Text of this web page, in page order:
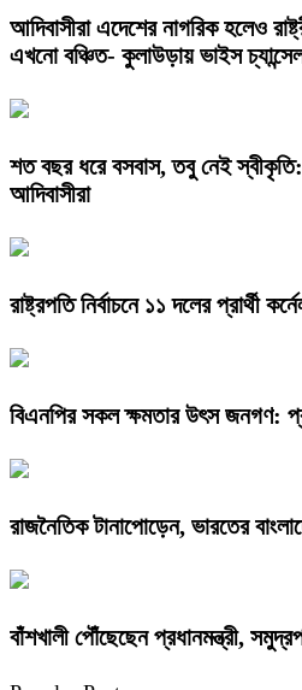
আদিবাসীরা এদেশের নাগরিক হলেও
এখনো বঞ্চিত- কুলাউড়ায় ভাইস
শত বছর ধরে বসবাস, তবু নেই
আদিবাসীরা
রাষ্ট্রপতি নির্বাচনে ১১ দলের প্রার্থী
বিএনপির সকল ক্ষমতার উৎস জনগণ:
রাজনৈতিক টানাপোড়েন, ভারতের
বাঁশখালী পৌঁছেছেন প্রধানমন্ত্রী,